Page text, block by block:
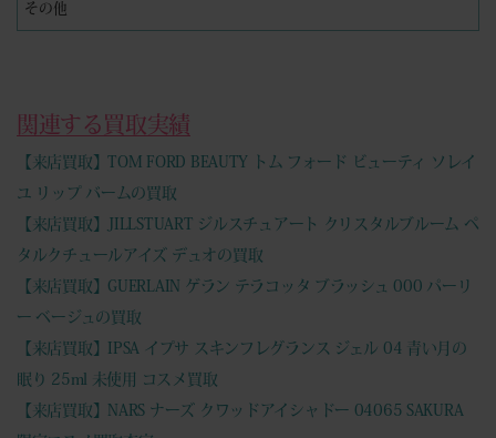
その他
関連する買取実績
【来店買取】TOM FORD BEAUTY トム フォード ビューティ ソレイ
ユ リップ バームの買取
【来店買取】JILLSTUART ジルスチュアート クリスタルブルーム ペ
タルクチュールアイズ デュオの買取
【来店買取】GUERLAIN ゲラン テラコッタ ブラッシュ 000 パーリ
ー ベージュの買取
【来店買取】IPSA イプサ スキンフレグランス ジェル 04 青い月の
眠り 25ml 未使用 コスメ買取
【来店買取】NARS ナーズ クワッドアイシャドー 04065 SAKURA